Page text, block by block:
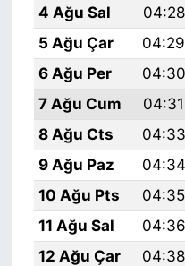
4 Ağu Sal
04:28
5 Ağu Çar
04:29
6 Ağu Per
04:30
7 Ağu Cum
04:31
8 Ağu Cts
04:33
9 Ağu Paz
04:34
10 Ağu Pts
04:35
11 Ağu Sal
04:36
12 Ağu Çar
04:38